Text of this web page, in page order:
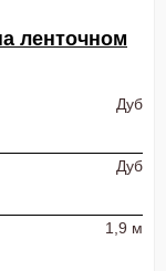
ленточном
Дуб
Дуб
1,9 м